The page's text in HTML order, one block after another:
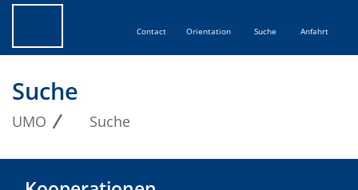
Contact Orientation Suche Anfahrt
Suche
UMO Suche